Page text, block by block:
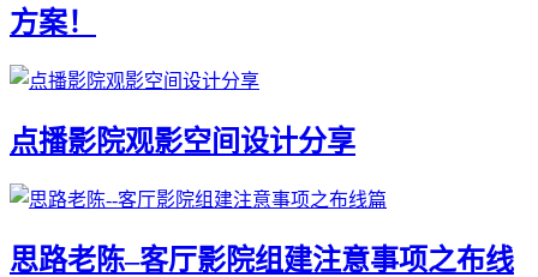
方案！
点播影院观影空间设计分享
思路老陈–客厅影院组建注意事项之布线